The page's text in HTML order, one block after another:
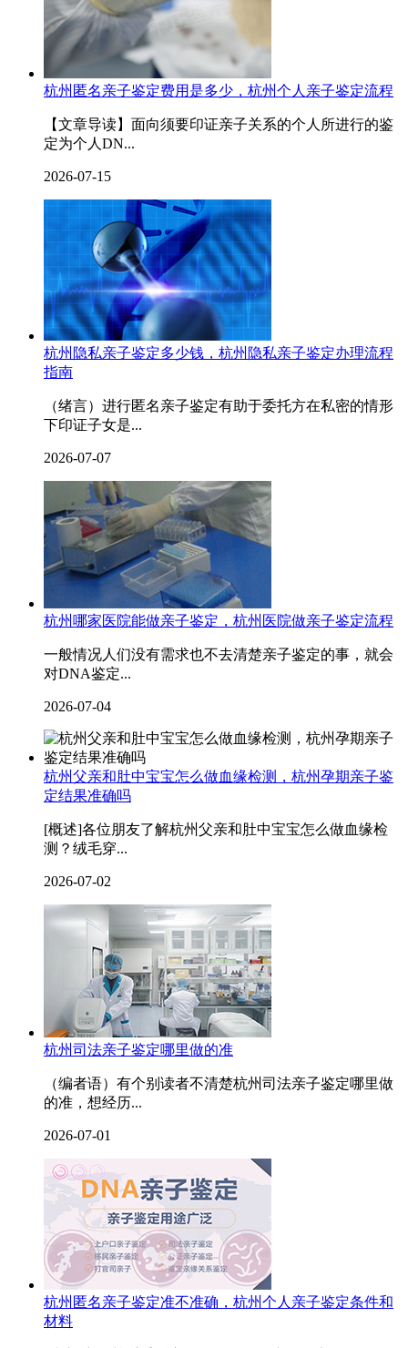
杭州匿名亲子鉴定费用是多少，杭州个人亲子鉴定流程
【文章导读】面向须要印证亲子关系的个人所进行的鉴
定为个人DN...
2026-07-15
杭州隐私亲子鉴定多少钱，杭州隐私亲子鉴定办理流程
指南
（绪言）进行匿名亲子鉴定有助于委托方在私密的情形
下印证子女是...
2026-07-07
杭州哪家医院能做亲子鉴定，杭州医院做亲子鉴定流程
一般情况人们没有需求也不去清楚亲子鉴定的事，就会
对DNA鉴定...
2026-07-04
杭州父亲和肚中宝宝怎么做血缘检测，杭州孕期亲子鉴
定结果准确吗
[概述]各位朋友了解杭州父亲和肚中宝宝怎么做血缘检
测？绒毛穿...
2026-07-02
杭州司法亲子鉴定哪里做的准
（编者语）有个别读者不清楚杭州司法亲子鉴定哪里做
的准，想经历...
2026-07-01
杭州匿名亲子鉴定准不准确，杭州个人亲子鉴定条件和
材料